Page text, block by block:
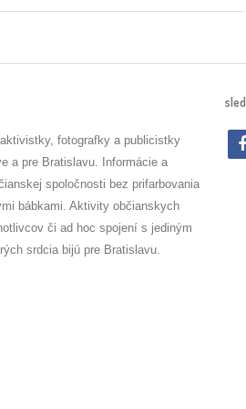
fotografky a publicistky
a pre Bratislavu. Informácie a
spoločnosti bez prifarbovania
bábkami. Aktivity občianskych
či ad hoc spojení s jediným
srdcia bijú pre Bratislavu.